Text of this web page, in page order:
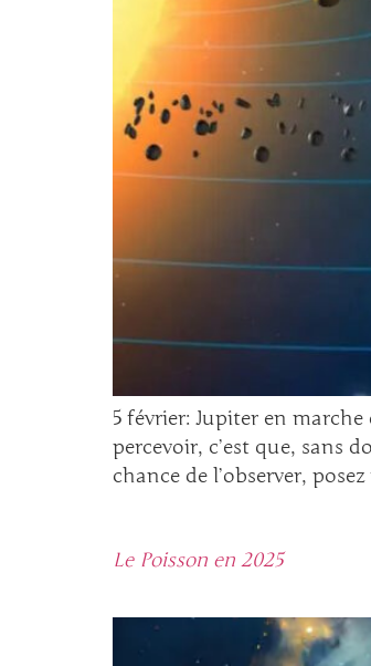
5 février: Jupiter en
percevoir, c’est que, sans
chance de l’observer,
Le Poisson en 2025